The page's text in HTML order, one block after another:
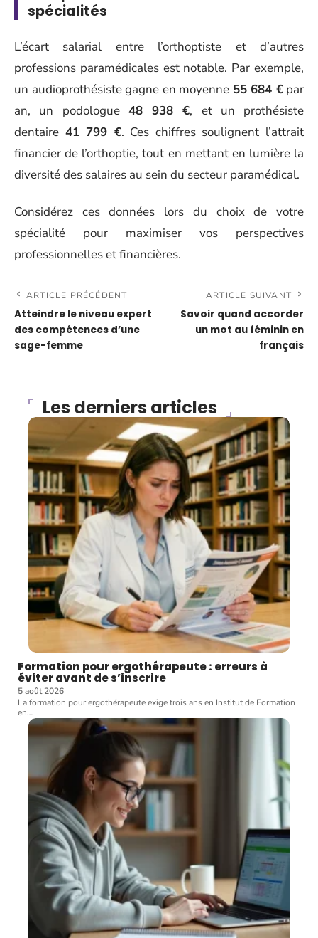
spécialités
L’écart salarial entre l’orthoptiste et d’autres
professions paramédicales est notable. Par exemple,
un audioprothésiste gagne en moyenne 55 684 €par
an, un podologue 48 938 €, et un prothésiste
dentaire 41 799 €. Ces chiffres soulignent l’attrait
financier de l’orthoptie, tout en mettant en lumière la
diversité des salaires au sein du secteur paramédical.
Considérez ces données lors du choix de votre
spécialité pour maximiser vos perspectives
professionnelles et financières.
ARTICLE PRÉCÉDENT
Atteindre le niveau expert
des compétences d’une
sage-femme
ARTICLE SUIVANT
Savoir quand accorder
un mot au féminin en
français
Les derniers articles
Formation pour ergothérapeute : erreurs à
éviter avant de s’inscrire
5 août 2026
La formation pour ergothérapeute exige trois ans en Institut de Formation
en…